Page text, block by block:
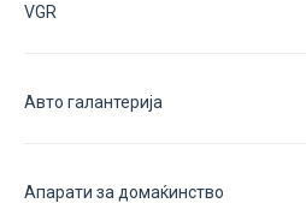
VGR
Авто галантерија
Апарати за домаќинство